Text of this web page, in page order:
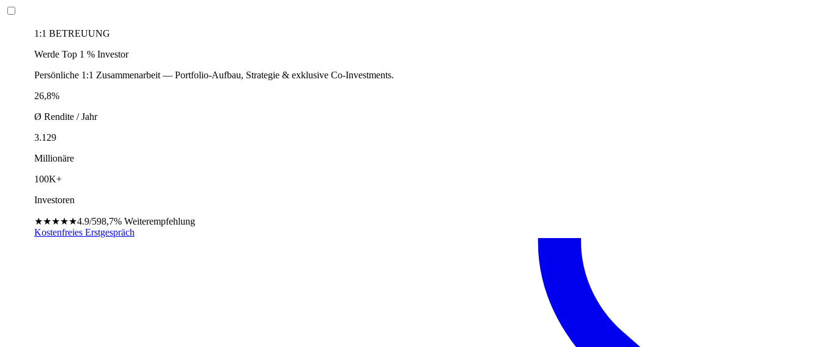
1:1 BETREUUNG
Werde Top 1 % Investor
Persönliche 1:1 Zusammenarbeit — Portfolio-Aufbau, Strategie & exklusive Co-Investments.
26,8%
Ø Rendite / Jahr
3.129
Millionäre
100K+
Investoren
★★★★★4.9/598,7% Weiterempfehlung
Kostenfreies Erstgespräch